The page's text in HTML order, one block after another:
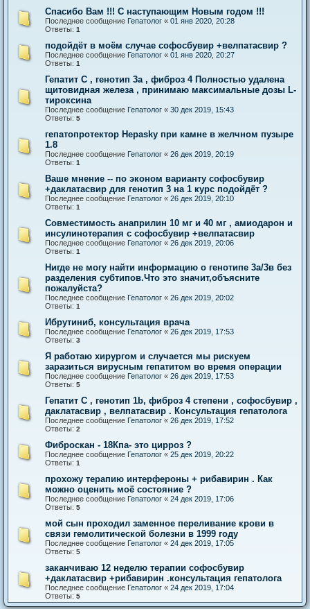
Спасибо Вам !!! С наступающим Новым годом !!!
Последнее сообщение Гепатолог « 01 янв 2020, 20:28
Ответы: 1
подойдёт в моём случае софосбувир +велпатасвир ?
Последнее сообщение Гепатолог « 01 янв 2020, 20:27
Ответы: 1
Гепатит С , генотип 3а , фиброз 4 Полностью удалена
щитовидная железа , принимаю максимальные дозы L-
тироксина
Последнее сообщение Гепатолог « 30 дек 2019, 15:43
Ответы: 5
гепатопротектор Hepasky при камне в желчном пузыре
1.8
Последнее сообщение Гепатолог « 26 дек 2019, 20:19
Ответы: 1
Ваше мнение -- по эконом варианту софосбувир
+даклатасвир для генотип 3 на 1 курс подойдёт ?
Последнее сообщение Гепатолог « 26 дек 2019, 20:10
Ответы: 1
Совместимость анаприлин 10 мг и 40 мг , амиодарон и
инсулинотерапия с софосбувир +велпатасвир
Последнее сообщение Гепатолог « 26 дек 2019, 20:06
Ответы: 1
Нигде не могу найти информацию о генотипе 3а/3в без
разделения субтипов.Что это значит,объясните
пожалуйста?
Последнее сообщение Гепатолог « 26 дек 2019, 20:02
Ответы: 1
Ибрутиниб, консультация врача
Последнее сообщение Гепатолог « 26 дек 2019, 17:53
Ответы: 3
Я работаю хирургом и случается мы рискуем
заразиться вирусным гепатитом во время операции
Последнее сообщение Гепатолог « 26 дек 2019, 17:53
Ответы: 5
Гепатит С , генотип 1b, фиброз 4 степени , софосбувир ,
даклатасвир , велпатасвир . Консультация гепатолога
Последнее сообщение Гепатолог « 26 дек 2019, 17:52
Ответы: 2
Фиброскан - 18Кпа- это цирроз ?
Последнее сообщение Гепатолог « 25 дек 2019, 20:22
Ответы: 1
прохожу терапию интерфероны + рибавирин . Как
можно оценить моё состояние ?
Последнее сообщение Гепатолог « 24 дек 2019, 17:06
Ответы: 5
мой сын проходил заменное переливание крови в
связи гемолитической болезни в 1999 году
Последнее сообщение Гепатолог « 24 дек 2019, 17:05
Ответы: 5
заканчиваю 12 неделю терапии софосбувир
+даклатасвир +рибавирин .консультация гепатолога
Последнее сообщение Гепатолог « 24 дек 2019, 17:04
Ответы: 5